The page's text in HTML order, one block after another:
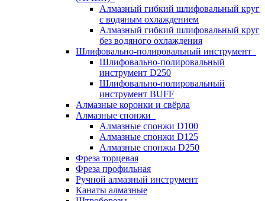
Алмазный гибкий шлифовальный круг
с водяным охлаждением
Алмазный гибкий шлифовальный круг
без водяного охлаждения
Шлифовально-полировальный инструмент
Шлифовально-полировальный
инструмент D250
Шлифовально-полировальный
инструмент BUFF
Алмазные коронки и свёрла
Алмазные спонжи
Алмазные спонжи D100
Алмазные спонжи D125
Алмазные спонжы D250
Фреза торцевая
Фреза профильная
Ручной алмазный инструмент
Канаты алмазные